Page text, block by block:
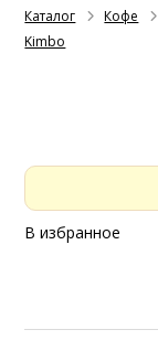
Каталог Кофе
Kimbo
В избранное